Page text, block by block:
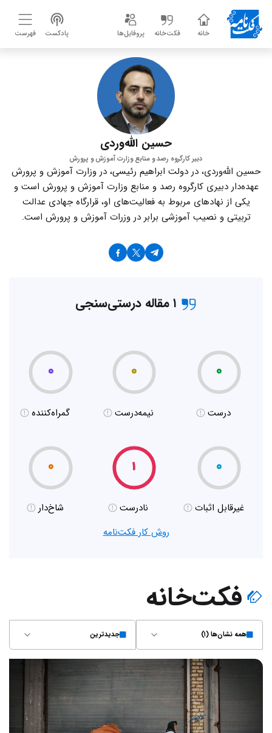
خانه فکت‌خانه پروفایل‌ها پادکست فهرست
حسین الله‌وردی
دبیر کارگروه رصد و منابع وزارت آموزش و پرورش
حسین الله‌وردی، در دولت ابراهیم رئیسی، در وزارت آموزش و پرورش
عهده‌دار دبیری کارگروه رصد و منابع وزارت آموزش و پرورش است و
یکی از نهادهای مربوط به فعالیت‌های او، قرارگاه جهادی عدالت
تربیتی و نصیب آموزشی برابر در وزرات آموزش و پرورش است.
۱ مقاله درستی‌سنجی
۰
درست
۰
نیمه‌درست
۰
گمراه‌کننده
۰
غیر‌قابل اثبات
۱
نادرست
۰
شاخ‌دار
روش کار فکت‌نامه
فکت‌خانه
همه نشان‌ها (۱) جدیدترین